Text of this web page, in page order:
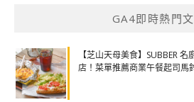
GA4即時熱門
【芝山天母美食】SUBBER
店！菜單推薦商業午餐起司馬